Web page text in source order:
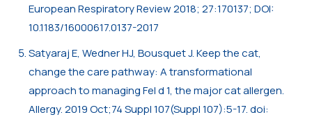
European Respiratory Review 2018; 27:170137; DOI:
10.1183/16000617.0137-2017
Satyaraj E, Wedner HJ, Bousquet J. Keep the cat,
change the care pathway: A transformational
approach to managing Fel d 1, the major cat allergen.
Allergy. 2019 Oct;74 Suppl 107(Suppl 107):5-17. doi: